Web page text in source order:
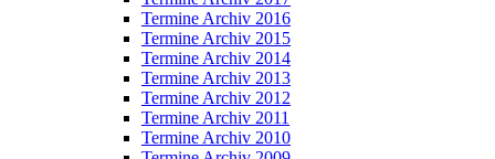
Termine Archiv 2016
Termine Archiv 2015
Termine Archiv 2014
Termine Archiv 2013
Termine Archiv 2012
Termine Archiv 2011
Termine Archiv 2010